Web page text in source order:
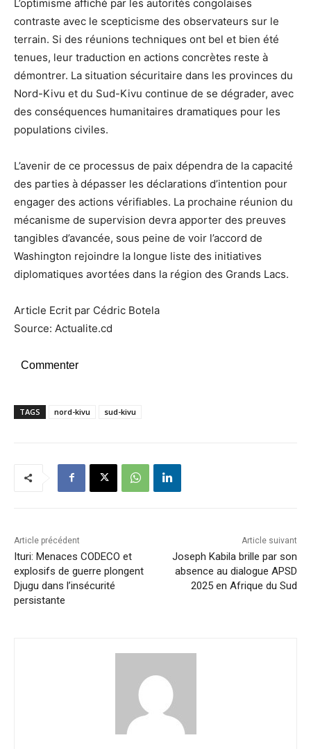
L’optimisme affiché par les autorités congolaises
contraste avec le scepticisme des observateurs sur le
terrain. Si des réunions techniques ont bel et bien été
tenues, leur traduction en actions concrètes reste à
démontrer. La situation sécuritaire dans les provinces du
Nord-Kivu et du Sud-Kivu continue de se dégrader, avec
des conséquences humanitaires dramatiques pour les
populations civiles.
L’avenir de ce processus de paix dépendra de la capacité
des parties à dépasser les déclarations d’intention pour
engager des actions vérifiables. La prochaine réunion du
mécanisme de supervision devra apporter des preuves
tangibles d’avancée, sous peine de voir l’accord de
Washington rejoindre la longue liste des initiatives
diplomatiques avortées dans la région des Grands Lacs.
Article Ecrit par Cédric Botela
Source: Actualite.cd
Commenter
TAGS nord-kivu sud-kivu
Article précédent
Ituri: Menaces CODECO et
explosifs de guerre plongent
Djugu dans l’insécurité
persistante
Article suivant
Joseph Kabila brille par son
absence au dialogue APSD
2025 en Afrique du Sud